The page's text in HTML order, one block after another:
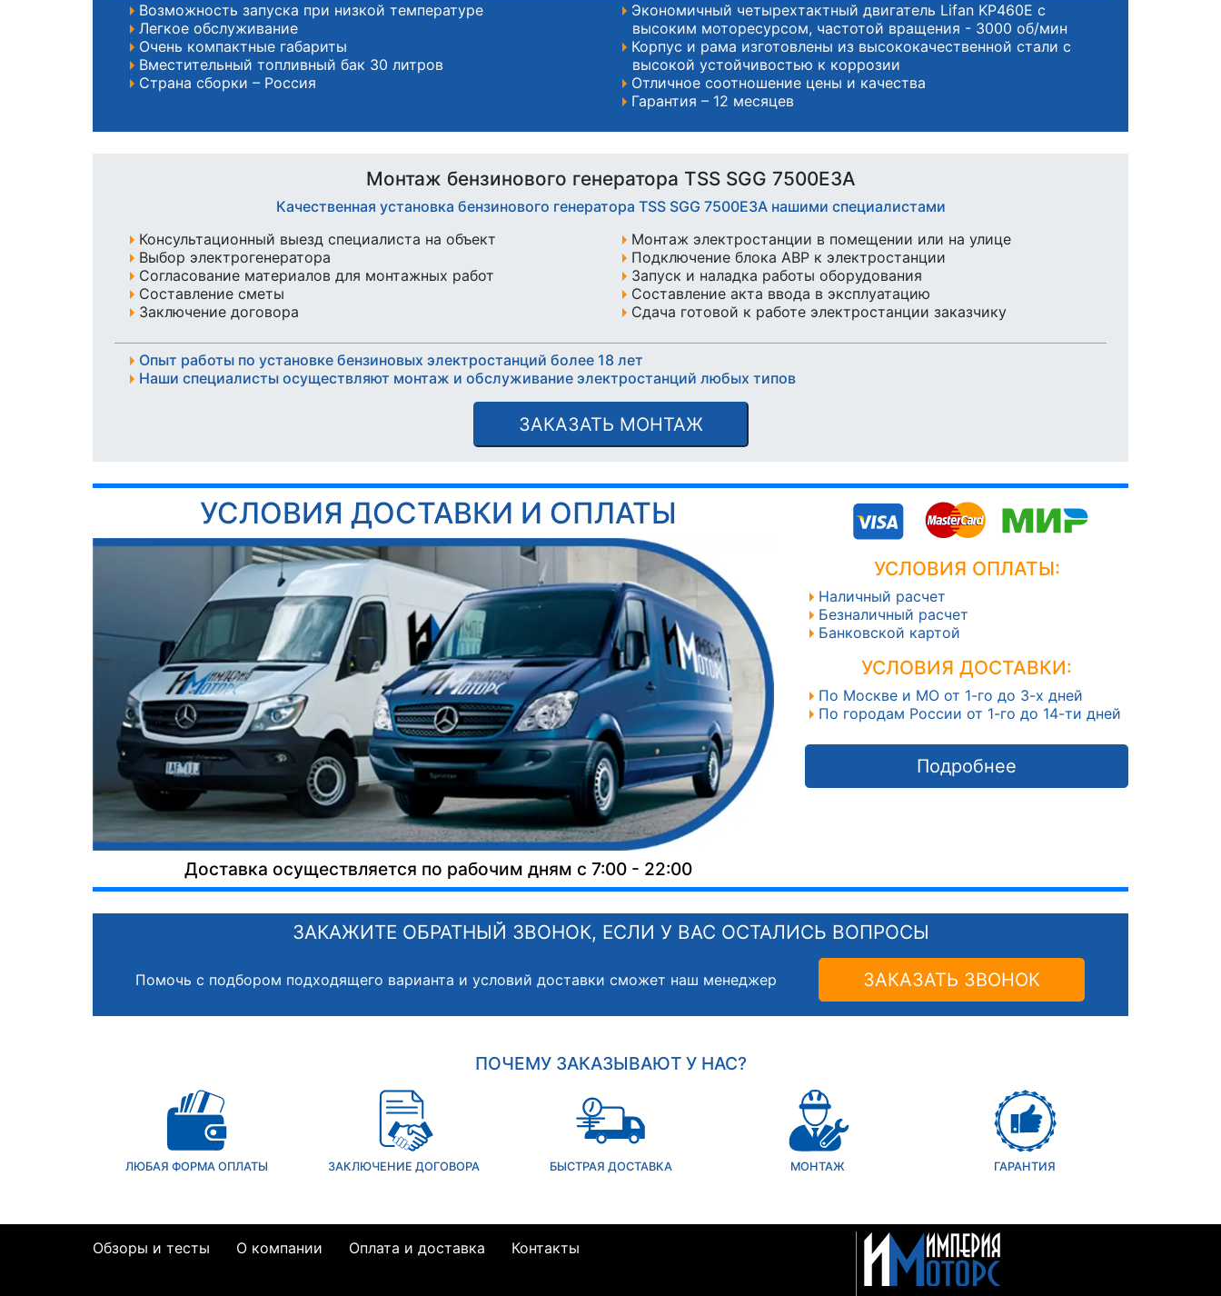
Возможность запуска при низкой температуре
Легкое обслуживание
Очень компактные габариты
Вместительный топливный бак 30 литров
Страна сборки – Россия
Экономичный четырехтактный двигатель Lifan KP460E с
высоким моторесурсом, частотой вращения - 3000 об/мин
Корпус и рама изготовлены из высококачественной стали с
высокой устойчивостью к коррозии
Отличное соотношение цены и качества
Гарантия – 12 месяцев
Монтаж бензинового генератора TSS SGG 7500E3A
Качественная установка бензинового генератора TSS SGG 7500E3A нашими специалистами
Консультационный выезд специалиста на объект
Выбор электрогенератора
Согласование материалов для монтажных работ
Составление сметы
Заключение договора
Монтаж электростанции в помещении или на улице
Подключение блока АВР к электростанции
Запуск и наладка работы оборудования
Составление акта ввода в эксплуатацию
Сдача готовой к работе электростанции заказчику
Опыт работы по установке бензиновых электростанций более 18 лет
Наши специалисты осуществляют монтаж и обслуживание электростанций любых типов
ЗАКАЗАТЬ МОНТАЖ
УСЛОВИЯ ДОСТАВКИ И ОПЛАТЫ
Доставка осуществляется по рабочим дням с 7:00 - 22:00
УСЛОВИЯ ОПЛАТЫ:
Наличный расчет
Безналичный расчет
Банковской картой
УСЛОВИЯ ДОСТАВКИ:
По Москве и МО от 1-го до 3-х дней
По городам России от 1-го до 14-ти дней
Подробнее
ЗАКАЖИТЕ ОБРАТНЫЙ ЗВОНОК, ЕСЛИ У ВАС ОСТАЛИСЬ ВОПРОСЫ
Помочь с подбором подходящего варианта и условий доставки сможет наш менеджер ЗАКАЗАТЬ ЗВОНОК
ПОЧЕМУ ЗАКАЗЫВАЮТ У НАС?
ЛЮБАЯ ФОРМА ОПЛАТЫ ЗАКЛЮЧЕНИЕ ДОГОВОРА БЫСТРАЯ ДОСТАВКА МОНТАЖ ГАРАНТИЯ
Обзоры и тесты О компании Оплата и доставка Контакты